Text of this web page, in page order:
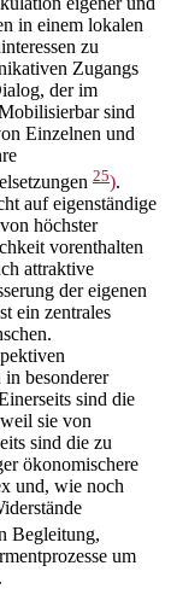
in einem lokalen
zu
Zugangs
der im
sind
Einzelnen und
25).
auf eigenständige
höchster
vorenthalten
attraktive
der eigenen
ein zentrales
besonderer
sind die
sie von
sind die zu
ökonomischere
und, wie noch
Begleitung,
um